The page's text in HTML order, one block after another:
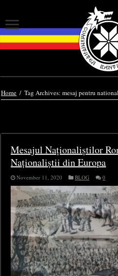
Home / Tag Archives: mesaj pentru
Mesajul Naționaliștilor
Naționaliștii din Europa
November 11, 2020 BLOG 0